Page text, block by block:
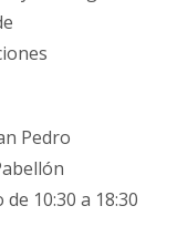
Pedro
10:30 a 18:30